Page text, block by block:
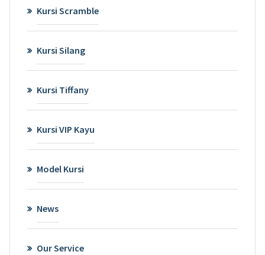
Kursi Scramble
Kursi Silang
Kursi Tiffany
Kursi VIP Kayu
Model Kursi
News
Our Service